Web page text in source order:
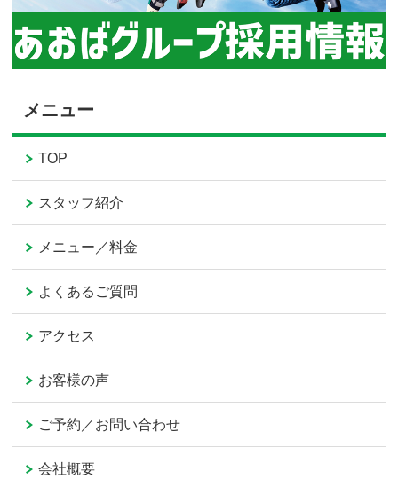
メニュー
TOP
スタッフ紹介
メニュー／料金
よくあるご質問
アクセス
お客様の声
ご予約／お問い合わせ
会社概要